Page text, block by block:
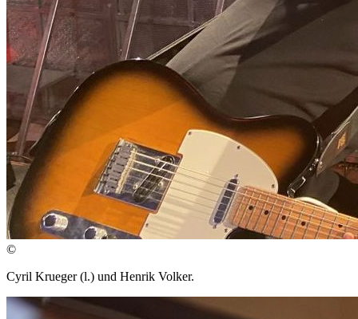
©
Cyril Krueger (l.) und Henrik Volker.